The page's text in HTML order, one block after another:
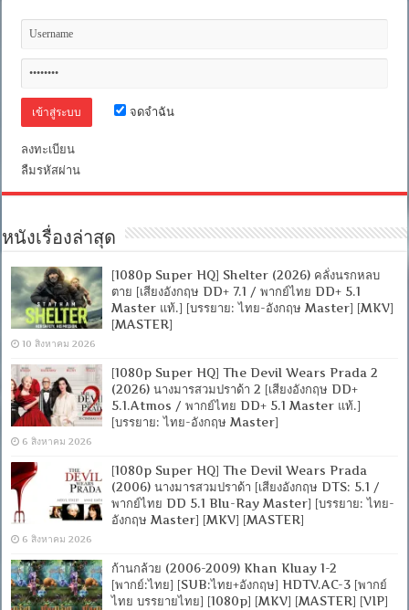
จดจำฉัน
ลงทะเบียน
ลืมรหัสผ่าน
หนังเรื่องล่าสุด
[1080p Super HQ] Shelter (2026) คลั่งนรกหลบ
ตาย [เสียงอังกฤษ DD+ 7.1 / พากย์ไทย DD+ 5.1
Master แท้.] [บรรยาย: ไทย-อังกฤษ Master] [MKV]
[MASTER]
10 สิงหาคม 2026
[1080p Super HQ] The Devil Wears Prada 2
(2026) นางมารสวมปราด้า 2 [เสียงอังกฤษ DD+
5.1.Atmos / พากย์ไทย DD+ 5.1 Master แท้.]
[บรรยาย: ไทย-อังกฤษ Master]
6 สิงหาคม 2026
[1080p Super HQ] The Devil Wears Prada
(2006) นางมารสวมปราด้า [เสียงอังกฤษ DTS: 5.1 /
พากย์ไทย DD 5.1 Blu-Ray Master] [บรรยาย: ไทย-
อังกฤษ Master] [MKV] [MASTER]
6 สิงหาคม 2026
ก้านกล้วย (2006-2009) Khan Kluay 1-2
[พากย์:ไทย] [SUB:ไทย+อังกฤษ] HDTV.AC-3 [พากย์
ไทย บรรยายไทย] [1080p] [MKV] [MASTER] [VIP]